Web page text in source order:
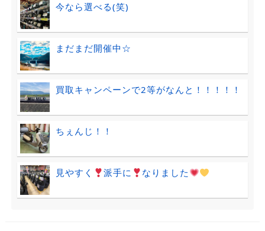
今なら選べる(笑)
まだまだ開催中☆
買取キャンペーンで2等がなんと！！！！！
ちぇんじ！！
見やすく 派手に なりました